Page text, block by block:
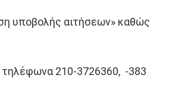
υποβολής αιτήσεων» καθώς
τηλέφωνα 210-3726360, -383